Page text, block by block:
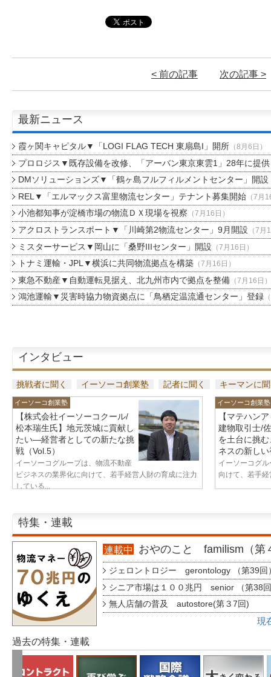
< 前の記事 次の記事 >
最新ニュース
霞ヶ関キャピタル▼「LOGI FLAG TECH 東扇島I」開所（8月6日）
プロロジス▼既存設備を改修、「アーバン東京東雲1」28年に提供
DMソリューションズ▼「鶴ヶ島フルフィルメントセンター」開設
REL▼「エルマックス富里物流センター」テナント募集開始（7月
小池都知事が淀橋市場の物流ＤＸ現場を視察 （7月16日）
アクロストランスポート▼「川崎第2物流センター」9月開設 （7月
ミスターサービス▼岡山に「桑野IIIセンター」開設 （7月16日）
トナミ運輸・JPL▼横浜に共同物流拠点を構築（7月16日）
東急不動産▼自動運転見据え、北九州市内で拠点を整備（7月16日）
鴻池運輸▼災害時協力物資拠点に「鳥栖定温流通センター」登録
インタビュー
挑戦者に聞く イーソーコ創業塾 記者に聞く キーマンに
イーソーコ創業塾
【株式会社イーソーコクール/
松本瑞生氏】地元茨城に貢献し
たい—経営者としての新たな挑
戦（Vol.5）
イーソーコグループは、物流不動産
ビジネスの業界化に向けて、若手経営人財の育成に注力
している...
イーソーコ創業塾
【マテハン
建物取引士/
を土台に挑
ネスの新し
イーソーコグ
向けて、若手
特集・連載
連載中 おやのこと familism（第
ジェロントロジー gerontology （第39回
シニア市場は１００兆円 senior （第38
無人店舗の普及 autostore(第３7回)
現
過去の特集・連載